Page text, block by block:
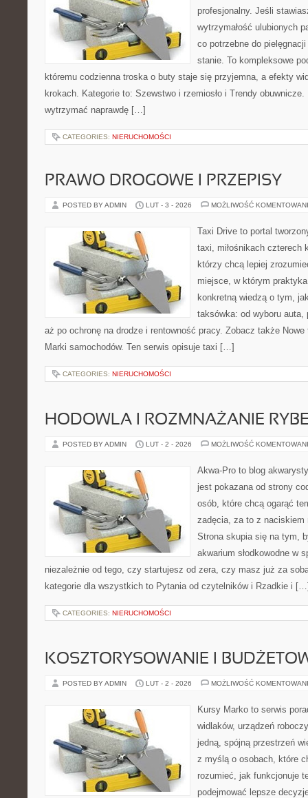
profesjonalny. Jeśli
wytrzymałość ulubionych
co potrzebne do
stanie. To kompleksowe
któremu codzienna troska o buty staje się przyjemna, a efekty
krokach. Kategorie to: Szewstwo i rzemiosło i Trendy obuwnicze.
wytrzymać naprawdę […]
CATEGORIES: NIERUCHOMOŚCI
PRAWO DROGOWE I PRZEPISY
POSTED BY ADMIN LUT - 3 - 2026 MOŻLIWOŚĆ
Taxi Drive to portal
taxi, miłośnikach czterech
którzy chcą lepiej
miejsce, w którym
konkretną wiedzą o tym,
taksówka: od wyboru
aż po ochronę na drodze i rentowność pracy. Zobacz także
Marki samochodów. Ten serwis opisuje taxi […]
CATEGORIES: NIERUCHOMOŚCI
HODOWLA I ROZMNAŻANIE
POSTED BY ADMIN LUT - 2 - 2026 MOŻLIWOŚĆ
Akwa-Pro to blog
jest pokazana od strony
osób, które chcą ogarąć
zadęcia, za to z naciskiem
Strona skupia się na tym,
akwarium słodkowodne w
niezależnie od tego, czy startujesz od zera, czy masz już za
kategorie dla wszystkich to Pytania od czytelników i Rzadkie i
CATEGORIES: NIERUCHOMOŚCI
KOSZTORYSOWANIE I
POSTED BY ADMIN LUT - 2 - 2026 MOŻLIWOŚĆ
Kursy Marko to serwis
widlaków, urządzeń
jedną, spójną przestrzeń
z myślą o osobach, które
rozumieć, jak funkcjonuje
podejmować lepsze